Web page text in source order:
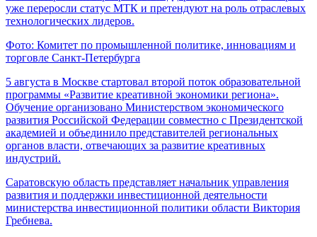
уже переросли статус МТК и претендуют на роль отраслевых
технологических лидеров.
Фото: Комитет по промышленной политике, инновациям и
торговле Санкт-Петербурга
5 августа в Москве стартовал второй поток образовательной
программы «Развитие креативной экономики региона».
Обучение организовано Министерством экономического
развития Российской Федерации совместно с Президентской
академией и объединило представителей региональных
органов власти, отвечающих за развитие креативных
индустрий.
Саратовскую область представляет начальник управления
развития и поддержки инвестиционной деятельности
министерства инвестиционной политики области Виктория
Гребнева.